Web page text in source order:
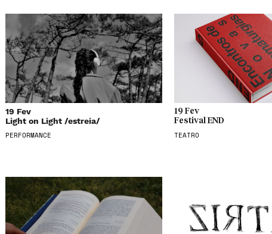
19 Fev
Light on Light /estreia/
PERFORMANCE
19 Fev
Festival END
TEATRO